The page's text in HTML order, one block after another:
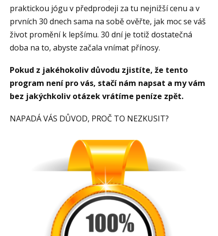
praktickou jógu v předprodeji za tu nejnižší cenu a v
prvních 30 dnech sama na sobě ověřte, jak moc se váš
život promění k lepšímu. 30 dní je totiž dostatečná
doba na to, abyste začala vnímat přínosy.
Pokud z jakéhokoliv důvodu zjistíte, že tento
program není pro vás, stačí nám napsat a my vám
bez jakýchkoliv otázek vrátíme peníze zpět.
NAPADÁ VÁS DŮVOD, PROČ TO NEZKUSIT?